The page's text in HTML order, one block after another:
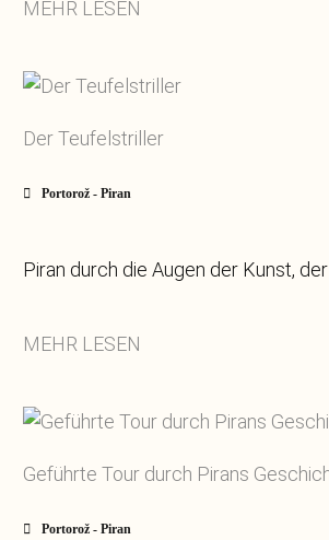
MEHR LESEN
Der Teufelstriller
Portorož - Piran
Piran durch die Augen der Kunst,
MEHR LESEN
Geführte Tour durch Pirans
Portorož - Piran